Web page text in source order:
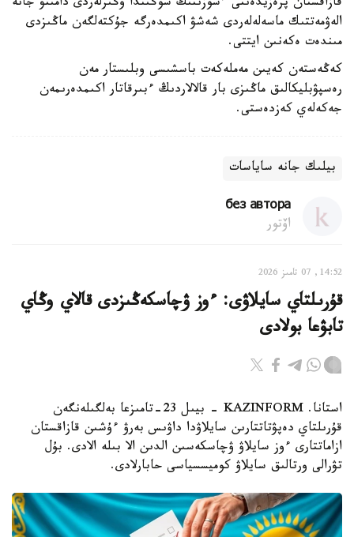
قازاقستان پرەزيدەنتى ءسوزىنىڭ سوڭىندا وڭىرلەردى دامىتۋ جانە
الەۋمەتتىك ماسەلەلەردى شەشۋ اكىمدەرگە جۇكتەلگەن ماڭىزدى
مىندەت ەكەنىن ايتتى.
كەڭەستەن كەيىن مەملەكەت باسشىسى وبلىستار مەن
رەسپۋبليكالىق ماڭىزى بار قالالاردىڭ ءبىرقاتار اكىمدەرىمەن
جەكەلەي كەزدەستى.
بيلىك جانە ساياسات
без автора
اۆتور
14:52, 07 تامىز 2026
قۇرىلتاي سايلاۋى: ءوز ۋچاسكەڭىزدى قالاي وڭاي
تابۋعا بولادى
استانا. KAZINFORM - بيىل 23-تامىزعا بەلگىلەنگەن
قۇرىلتاي دەپۋتاتتارىن سايلاۋدا داۋىس بەرۋ ءۇشىن قازاقستان
ازاماتتارى ءوز سايلاۋ ۋچاسكەسىن الدىن الا بىلە الادى. بۇل
تۋرالى ورتالىق سايلاۋ كوميسسياسى حابارلادى.